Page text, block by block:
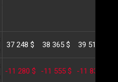
37 248 $ 38 365 $ 39 516 $
-11 280 $ -11 555 $ -11 838 $